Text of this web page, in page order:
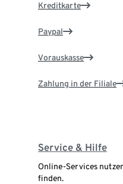
Kreditkarte
Paypal
Vorauskasse
Zahlung in der Filiale
Service & Hilfe
Online-Services
finden.